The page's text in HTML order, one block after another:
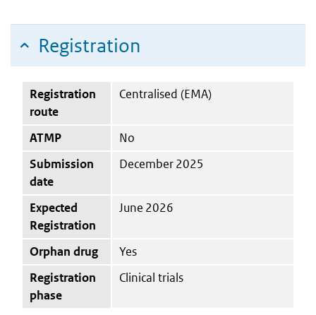
Registration
Registration
route
Centralised (EMA)
ATMP
No
Submission
date
December 2025
Expected
Registration
June 2026
Orphan drug
Yes
Registration
phase
Clinical trials